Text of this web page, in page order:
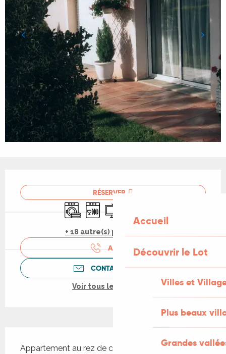
Accueil
Découvrir le Lot
Villes et
Plus beaux
Grandes
RÉSERVER
Lave lingeLave vaisselle
Télévision
+ 18 autre(s) prestation(s)
APPELER
CONTACTEZ-NOUS
Voir tous les contacts
Appartement au rez de chaussée de la maison